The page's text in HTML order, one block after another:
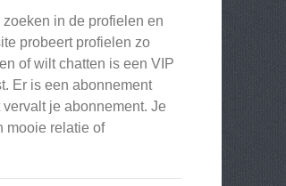
in de profielen en
probeert profielen zo
of wilt chatten is een VIP
Er is een abonnement
je abonnement. Je
mooie relatie of